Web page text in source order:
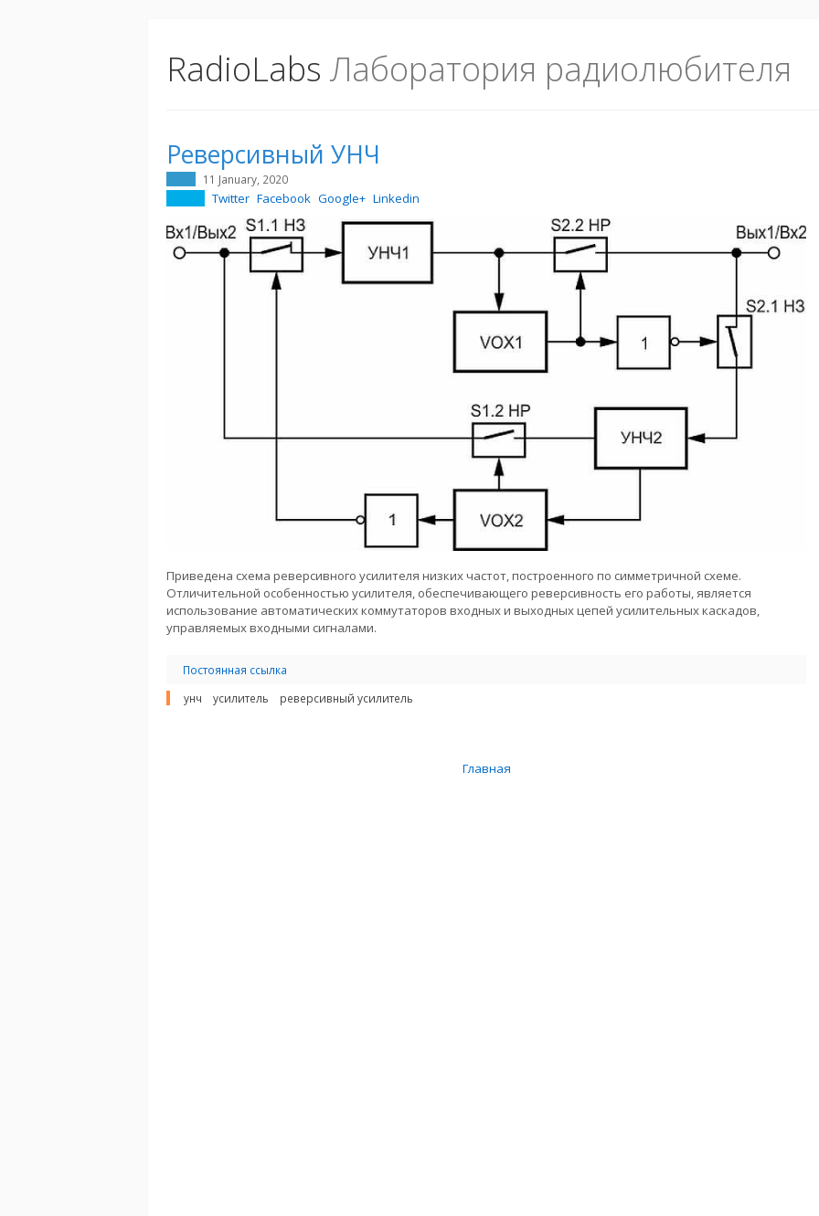
RadioLabs Лаборатория радиолюбителя
Реверсивный УНЧ
11 January, 2020
Twitter Facebook Google+ Linkedin
Приведена схема реверсивного усилителя низких частот, построенного по симметричной схеме.
Отличительной особенностью усилителя, обеспечивающего реверсивность его работы, является
использование автоматических коммутаторов входных и выходных цепей усилительных каскадов,
управляемых входными сигналами.
Постоянная ссылка
унч
усилитель реверсивный усилитель
Главная